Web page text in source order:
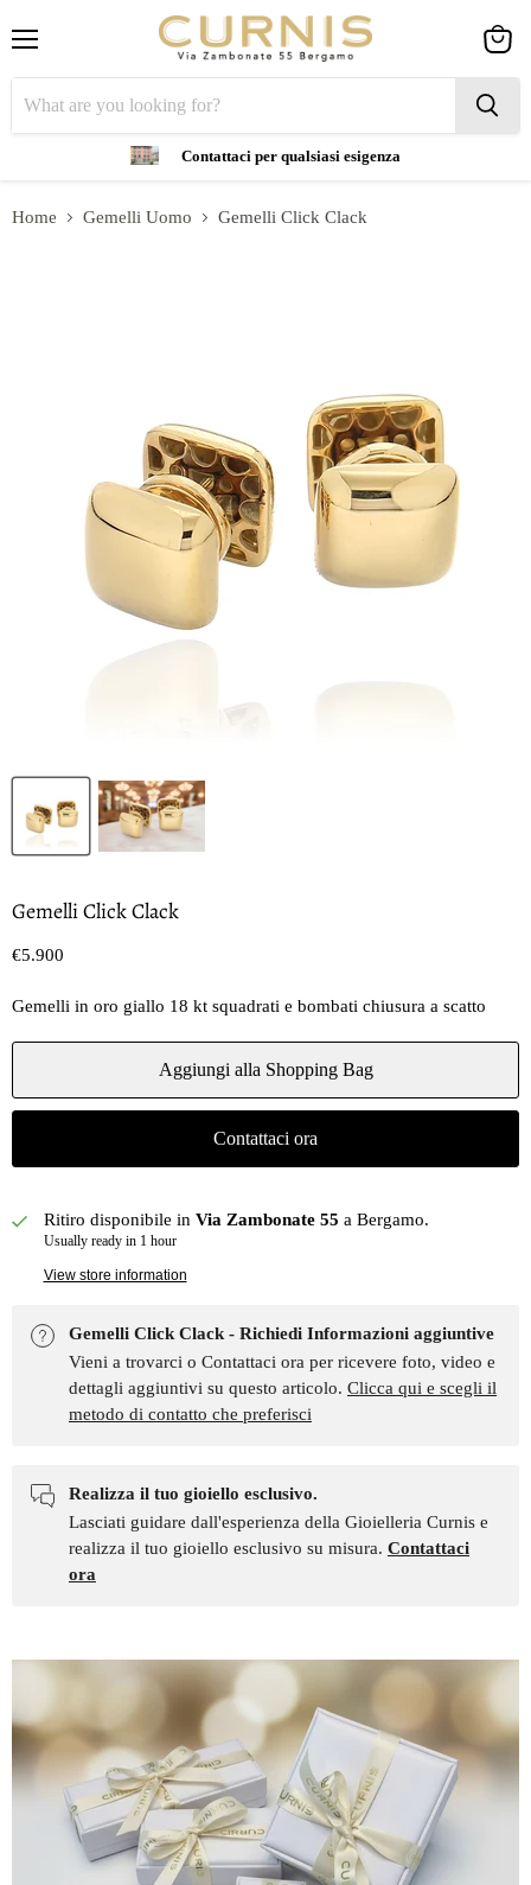
Contattaci per qualsiasi esigenza
cart
Home Gemelli Uomo Gemelli Click Clack
Gemelli Click Clack
Prezzo oggi
€5.900
Gemelli in oro giallo 18 kt squadrati e bombati chiusura a scatto
Aggiungi alla Shopping Bag
Contattaci ora
Ritiro disponibile in Via Zambonate 55 a Bergamo.
Usually ready in 1 hour
View store information
Gemelli Click Clack - Richiedi Informazioni aggiuntive
Vieni a trovarci o Contattaci ora per ricevere foto, video e
dettagli aggiuntivi su questo articolo. Clicca qui e scegli il
metodo di contatto che preferisci
Realizza il tuo gioiello esclusivo.
Lasciati guidare dall'esperienza della Gioielleria Curnis e
realizza il tuo gioiello esclusivo su misura. Contattaci
ora